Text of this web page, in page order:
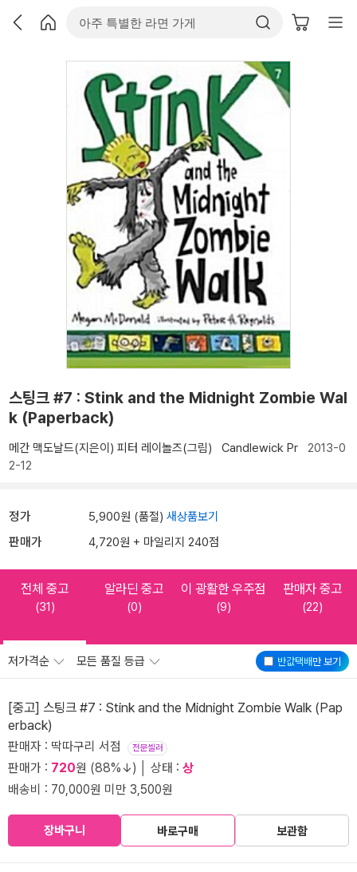
스팅크 #7 : Stink and the Midnight Zombie Wal
k (Paperback)
메간 맥도날드(지은이) 피터 레이놀즈(그림) Candlewick Pr 2013-0
2-12
정가 5,900원 (품절) 새상품보기
판매가 4,720원 + 마일리지 240점
전체 중고
(31)
알라딘 중고
(0)
이 광활한 우주점
(9)
판매자 중고
(22)
반값택배만 보기
저가격순 모든 품질 등급
[중고] 스팅크 #7 : Stink and the Midnight Zombie Walk (Pap
erback)
판매자 : 딱따구리 서점 전문셀러
판매가 : 720원 (88%↓) │ 상태 : 상
배송비 : 70,000원 미만 3,500원
장바구니 바로구매 보관함